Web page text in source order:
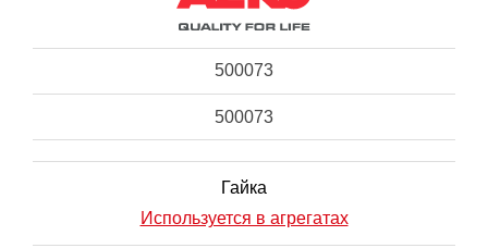
500073
500073
Гайка
Используется в агрегатах